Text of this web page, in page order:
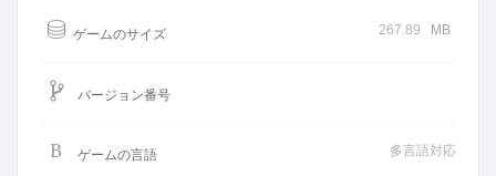
ゲームのサイズ 267.89 MB
バージョン番号
ゲームの言語 多言語対応